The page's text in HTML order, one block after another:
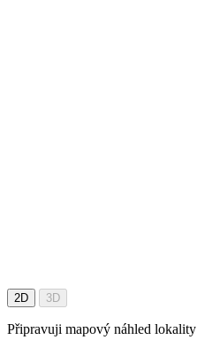
2D 3D
Připravuji mapový náhled lokality